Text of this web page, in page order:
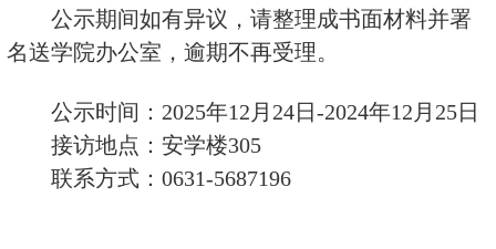
公示期间如有异议，请整理成书面材料并署
名送学院办公室，逾期不再受理。
公示时间： 2025年12月24日-2024年12月25日
接访地点：安学楼305
联系方式： 0631-5687196